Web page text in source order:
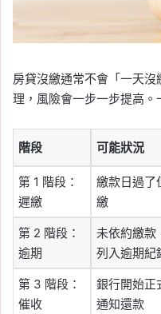
房貸沒繳通常不會「一天
理，風險會一步一步提高。
階段 可能狀況
第 1 階段：
遲繳
繳款日過了
繳
第 2 階段：
逾期
未依約繳款
列入逾期紀
第 3 階段：
催收
銀行開始正
通知還款